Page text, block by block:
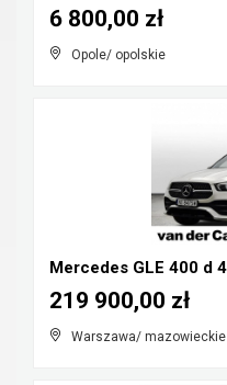
Opole/ opolskie
6 800,00 zł
Warszawa/ mazowieckie
219 900,00 zł